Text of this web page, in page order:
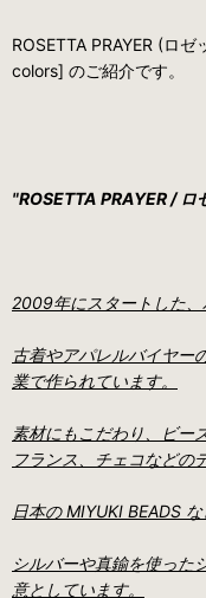
ROSETTA PRAYER (ロ
colors] のご紹介です。
"ROSETTA PRAYER / ロ
2009年にスタートした、
古着やアパレルバイヤー
業で作られています。
素材にもこだわり、ビー
フランス、チェコなどの
日本の MIYUKI BEADS
シルバーや真鍮を使った
意としています。